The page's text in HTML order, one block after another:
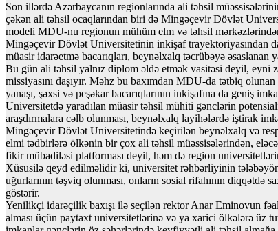
Son illərdə Azərbaycanın regionlarında ali təhsil
çəkən ali təhsil ocaqlarından biri də Mingəçevir Dövlət
modeli MDU-nu regionun mühüm elm və təhsil
Mingəçevir Dövlət Universitetinin inkişaf trayektoriyasından
müasir idarəetmə bacarıqları, beynəlxalq təcrübəyə
Bu gün ali təhsil yalnız diplom əldə etmək vasitəsi deyil, eyni
missiyasını daşıyır. Məhz bu baxımdan MDU-da tətbiq
yanaşı, şəxsi və peşəkar bacarıqlarının inkişafına da geniş
Universitetdə yaradılan müasir təhsil mühiti gənclərin
araşdırmalara cəlb olunması, beynəlxalq layihələrdə iştirak
Mingəçevir Dövlət Universitetində keçirilən beynəlxalq və
elmi tədbirlərə ölkənin bir çox ali təhsil müəssisələrindən,
fikir mübadiləsi platforması deyil, həm də region
Xüsusilə qeyd edilməlidir ki, universitet rəhbərliyinin
uğurlarının təşviq olunması, onların sosial rifahının
göstərir.
Yenilikçi idarəçilik baxışı ilə seçilən rektor Anar Eminovun
alması üçün paytaxt universitetlərinə və ya xarici ölkələrə